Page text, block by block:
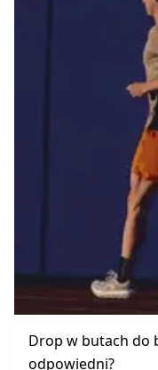
Drop w butach do
odpowiedni?